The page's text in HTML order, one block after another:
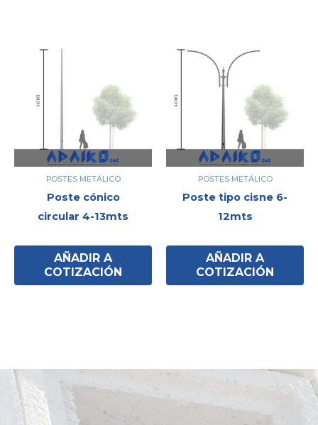
POSTES METÁLICO
Poste cónico
circular 4-13mts
AÑADIR A
COTIZACIÓN
POSTES METÁLICO
Poste tipo cisne 6-
12mts
AÑADIR A
COTIZACIÓN